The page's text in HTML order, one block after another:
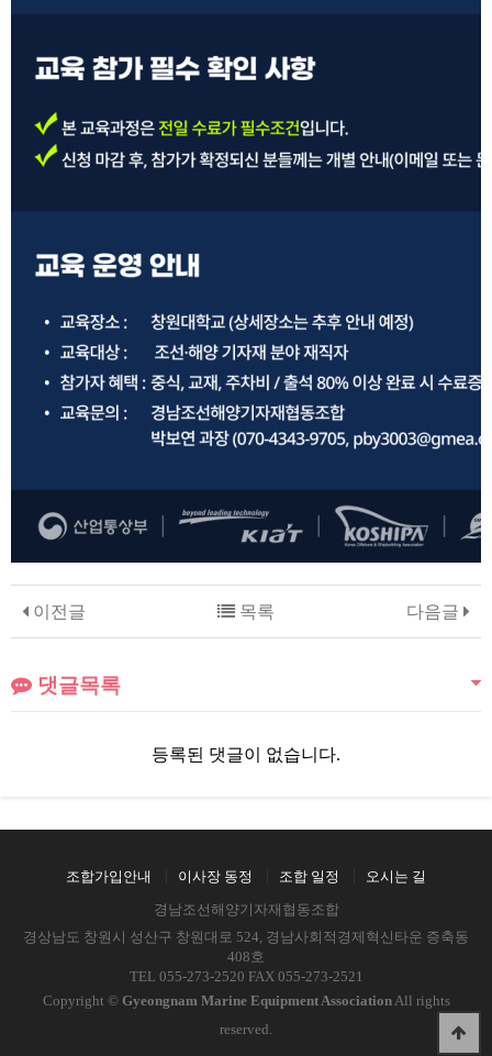
이전글 다음글
목록
댓글목록
등록된 댓글이 없습니다.
조합가입안내 이사장 동정 조합 일정
오시는 길
경남조선해양기자재협동조합
경상남도 창원시 성산구 창원대로 524, 경남사회적경제혁신타운 증축동
408호
TEL 055-273-2520 FAX 055-273-2521
Copyright © Gyeongnam Marine Equipment AssociationAll rights
reserved.